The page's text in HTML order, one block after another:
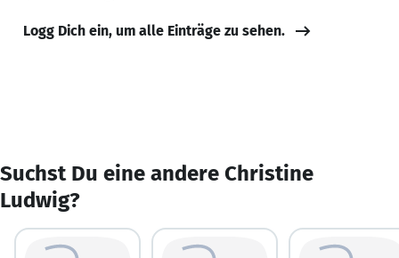
Logg Dich ein, um alle Einträge zu sehen.
Suchst Du eine andere Christine
Ludwig?